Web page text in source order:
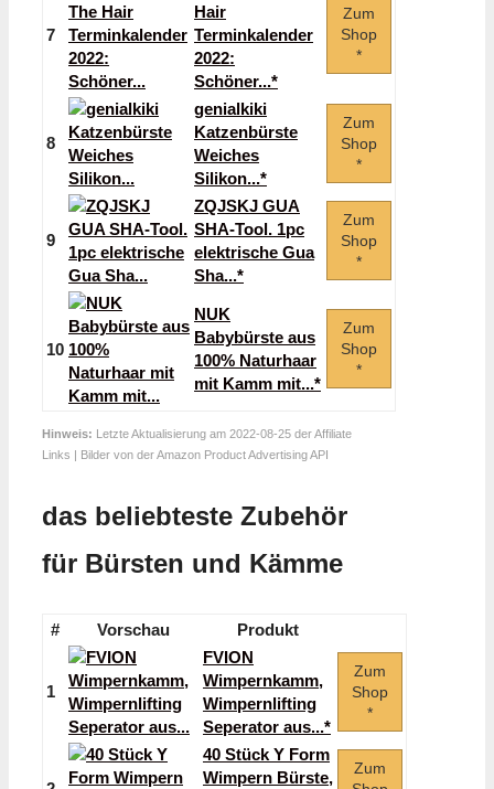
7
Hair
Terminkalender
2022:
Schöner...*
Zum
Shop
*
8
genialkiki
Katzenbürste
Weiches
Silikon...*
Zum
Shop
*
9
ZQJSKJ GUA
SHA-Tool. 1pc
elektrische Gua
Sha...*
Zum
Shop
*
10
NUK
Babybürste aus
100% Naturhaar
mit Kamm mit...*
Zum
Shop
*
Hinweis: Letzte Aktualisierung am 2022-08-25 der Affiliate
Links | Bilder von der Amazon Product Advertising API
das beliebteste Zubehör
für Bürsten und Kämme
# Vorschau Produkt
1
FVION
Wimpernkamm,
Wimpernlifting
Seperator aus...*
Zum
Shop
*
40 Stück Y Form
Wimpern Bürste,
Zum